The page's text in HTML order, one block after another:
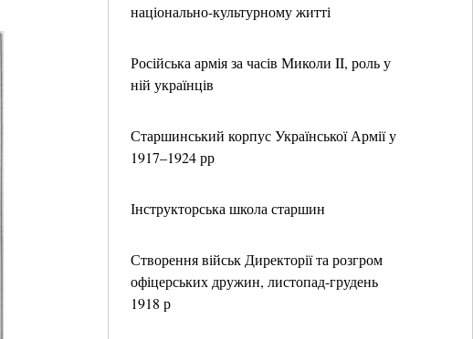
національно-культурному житті
Російська армія за часів Миколи II, роль у
ній українців
Старшинський корпус Української Армії у
1917–1924 рр
Інструкторська школа старшин
Створення військ Директорії та розгром
офіцерських дружин, листопад-грудень
1918 р